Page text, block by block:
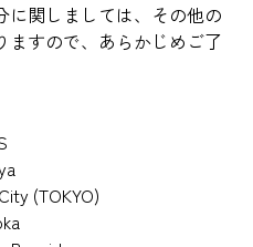
関しましては、その他の
ますので、あらかじめご了
(TOKYO)